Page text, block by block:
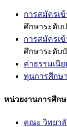
การสมัครเ
ศึกษาระดั
การสมัครเ
ศึกษาระดับ
ค่าธรรมเนี
ทุนการศึกษา
หน่วยงานการศึก
คณะ วิทยา